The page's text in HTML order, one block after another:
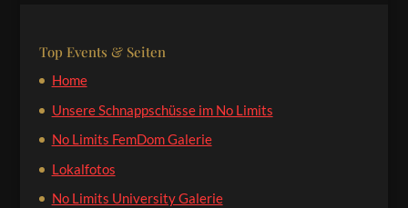
Top Events & Seiten
Home
Unsere Schnappschüsse im No Limits
No Limits FemDom Galerie
Lokalfotos
No Limits University Galerie